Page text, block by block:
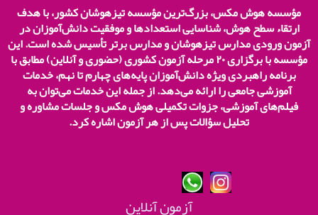
مؤسسه هوش مکس، بزرگ‌ترین مؤسسه تیزهوشان کشور، با هدف
ارتقاء سطح هوش، شناسایی استعدادها و موفقیت دانش‌آموزان در
آزمون ورودی مدارس تیزهوشان و مدارس برتر تأسیس شده است. این
مؤسسه با برگزاری۲۰مرحله آزمون کشوری (حضوری و آنلاین) مطابق با
برنامه راهبردی ویژه دانش‌آموزان پایه‌های چهارم تا نهم، خدمات
آموزشی جامعی را ارائه می‌دهد. از جمله این خدمات می‌توان به
فیلم‌های آموزشی، جزوات تکمیلی هوش مکس و جلسات مشاوره و
تحلیل سؤالات پس از هر آزمون اشاره کرد.
آزمون آنلاین